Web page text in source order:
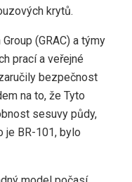
krytů.
(GRAC) a týmy
prací a veřejné
bezpečnost
na to, že Tyto
sesuvy půdy,
je BR-101, bylo